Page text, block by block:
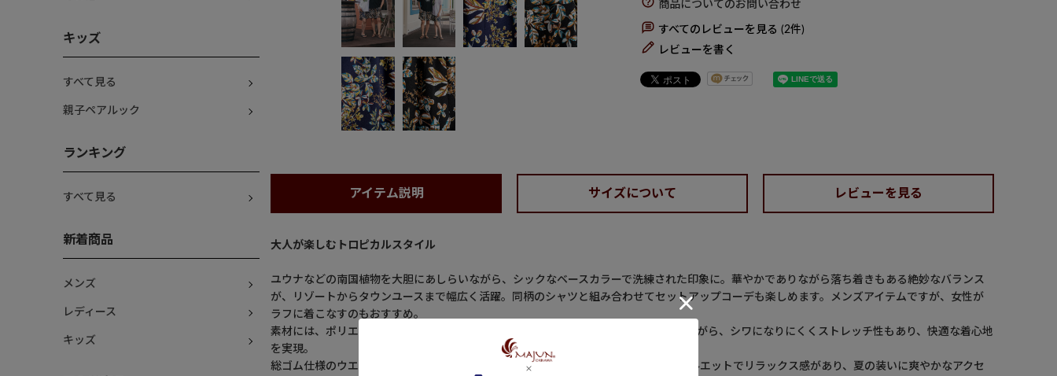
キッズ
すべて見る
親子ペアルック
ランキング
すべて見る
新着商品
メンズ
レディース
キッズ
商品についてのお問い合わせ
すべてのレビューを見る
2
レビューを書く
アイテム説明 サイズについて レビューを見る
大人が楽しむトロピカルスタイル
ユウナなどの南国植物を大胆にあしらいながら、シックなベースカラーで洗練された印象に。華やかでありながら落ち着きもある絶妙なバランス
が、リゾートからタウンユースまで幅広く活躍。同柄のシャツと組み合わせてセットアップコーデも楽しめます。メンズアイテムですが、女性が
ラフに着こなすのもおすすめ。
素材には、ポリエステル100％の合繊素材を使用。涼しげな風合いで麻のような質感ながら、シワになりにくくストレッチ性もあり、快適な着心地
を実現。
総ゴム仕様のウエストに加え、ドローコードでサイズ調整も可能。ゆったりとしたシルエットでリラックス感があり、夏の装いに爽やかなアクセ